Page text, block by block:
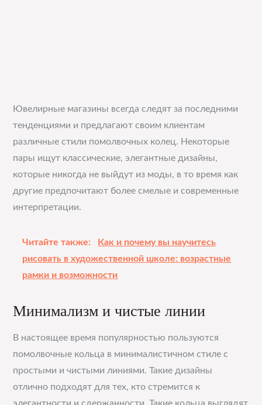
Ювелирные магазины всегда следят за последними
тенденциями и предлагают своим клиентам
различные стили помолвочных колец. Некоторые
пары ищут классические, элегантные дизайны,
которые никогда не выйдут из моды, в то время как
другие предпочитают более смелые и современные
интерпретации.
Читайте также:
Как и почему вы научитесь
рисовать в художественной школе: возрастные
рамки и возможности
Минимализм и чистые линии
В настоящее время популярностью пользуются
помолвочные кольца в минималистичном стиле с
простыми и чистыми линиями. Такие дизайны
отлично подходят для тех, кто стремится к
элегантности и сдержанности. Такие кольца выглядят